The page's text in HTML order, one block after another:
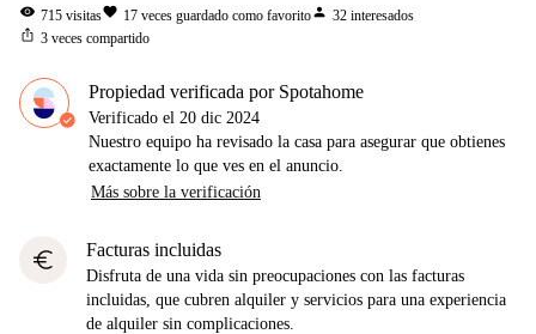
visibility 715 visitasfavorite 17 veces guardado como favoritoperson 32 interesados
ios_share 3 veces compartido
Propiedad verificada por Spotahome
Verificado el 20 dic 2024
Nuestro equipo ha revisado la casa para asegurar que obtienes
exactamente lo que ves en el anuncio.
Más sobre la verificación
euro Facturas incluidas
Disfruta de una vida sin preocupaciones con las facturas
incluidas, que cubren alquiler y servicios para una experiencia
de alquiler sin complicaciones.